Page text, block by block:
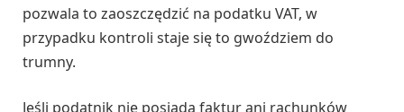
pozwala to zaoszczędzić na podatku VAT, w
przypadku kontroli staje się to gwoździem do
trumny.
Jeśli podatnik nie posiada faktur ani rachunków